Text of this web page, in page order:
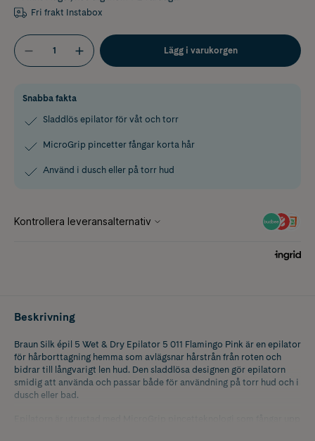
Fri frakt Instabox
Lägg i varukorgen
Snabba fakta
Sladdlös epilator för våt och torr
MicroGrip pincetter fångar korta hår
Använd i dusch eller på torr hud
Beskrivning
Braun Silk épil 5 Wet & Dry Epilator 5 011 Flamingo Pink är en epilator
för hårborttagning hemma som avlägsnar hårstrån från roten och
bidrar till långvarigt len hud. Den sladdlösa designen gör epilatorn
smidig att använda och passar både för användning på torr hud och i
dusch eller bad.